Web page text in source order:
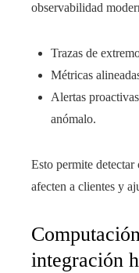
observabilidad
Trazas de
Métricas
Alertas
anómalo.
Esto permite detectar
afecten a clientes y
integración